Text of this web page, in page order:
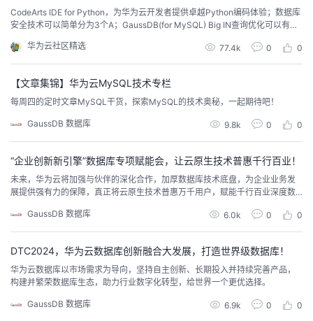
CodeArts IDE for Python，为华为云开发者提供卓越Python编码体验；数据库
安全技术可以简单分为3个A；GaussDB(for MySQL) Big IN查询优化可以有效
华为云社区精选
77.4k 0 0
【文章集锦】华为云MySQL技术专栏
每周四的定时文章MySQL干货，探索MySQL的技术奥秘，一起期待吧！
GaussDB 数据库 9.8k 0 0
“企业创新新引擎”数据库专项赋能会，让云原生技术普惠千行百业！
未来，华为云将加强与伙伴的深化合作，加厚数据库技术底盘，为企业业务发
展提供强有力的保障，真正将云原生技术普惠万千用户，赋能千行百业深度数
GaussDB 数据库
6.0k 0 0
DTC2024，华为云数据库创新融合大发展，打造世界级数据库！
华为云数据库以市场需求为导向，坚持自主创新、长期投入并持续完善产品，
构建并繁荣数据库生态，助力行业数字化转型，给世界一个更优选择。
GaussDB 数据库 6.9k 0 0